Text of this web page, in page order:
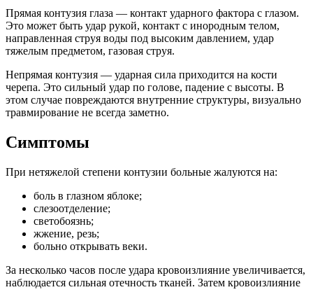
Прямая контузия глаза — контакт ударного фактора с глазом.
Это может быть удар рукой, контакт с инородным телом,
направленная струя воды под высоким давлением, удар
тяжелым предметом, газовая струя.
Непрямая контузия — ударная сила приходится на кости
черепа. Это сильный удар по голове, падение с высоты. В
этом случае повреждаются внутренние структуры, визуально
травмирование не всегда заметно.
Симптомы
При нетяжелой степени контузии больные жалуются на:
боль в глазном яблоке;
слезоотделение;
светобоязнь;
жжение, резь;
больно открывать веки.
За несколько часов после удара кровоизлияние увеличивается,
наблюдается сильная отечность тканей. Затем кровоизлияние